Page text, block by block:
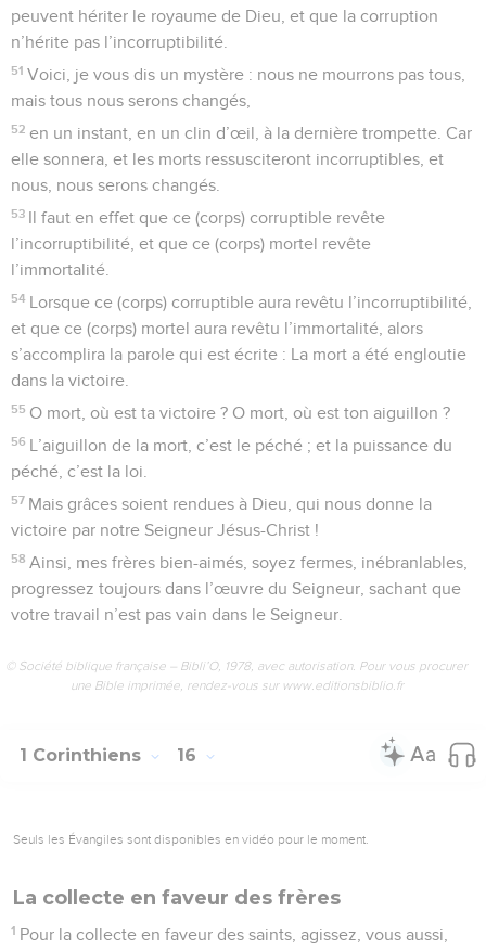
peuvent hériter le royaume de Dieu, et que la corruption
n’hérite pas l’incorruptibilité.
51 Voici, je vous dis un mystère : nous ne mourrons pas tous,
mais tous nous serons changés,
52 en un instant, en un clin d’œil, à la dernière trompette. Car
elle sonnera, et les morts ressusciteront incorruptibles, et
nous, nous serons changés.
53 Il faut en effet que ce (corps) corruptible revête
l’incorruptibilité, et que ce (corps) mortel revête
l’immortalité.
54 Lorsque ce (corps) corruptible aura revêtu l’incorruptibilité,
et que ce (corps) mortel aura revêtu l’immortalité, alors
s’accomplira la parole qui est écrite : La mort a été engloutie
dans la victoire.
55 O mort, où est ta victoire ? O mort, où est ton aiguillon ?
56 L’aiguillon de la mort, c’est le péché ; et la puissance du
péché, c’est la loi.
57 Mais grâces soient rendues à Dieu, qui nous donne la
victoire par notre Seigneur Jésus-Christ !
58 Ainsi, mes frères bien-aimés, soyez fermes, inébranlables,
progressez toujours dans l’œuvre du Seigneur, sachant que
votre travail n’est pas vain dans le Seigneur.
© Société biblique française – Bibli’O, 1978, avec autorisation. Pour vous procurer
une Bible imprimée, rendez-vous sur www.editionsbiblio.fr
1 Corinthiens 16
Seuls les Évangiles sont disponibles en vidéo pour le moment.
La collecte en faveur des frères
1 Pour la collecte en faveur des saints, agissez, vous aussi,